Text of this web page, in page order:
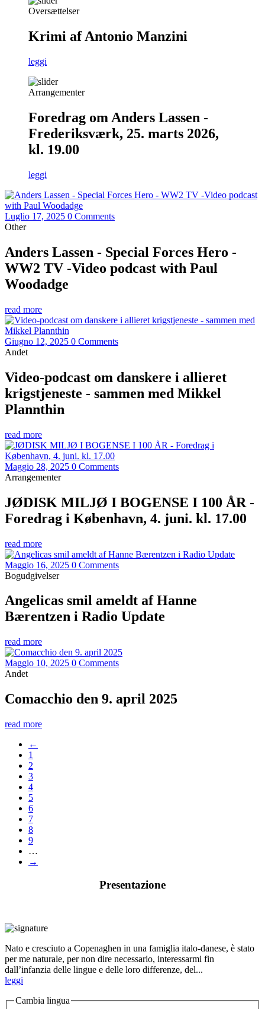
Oversættelser
Krimi af Antonio Manzini
leggi
Arrangementer
Foredrag om Anders Lassen -
Frederiksværk, 25. marts 2026,
kl. 19.00
leggi
Luglio 17, 2025 0 Comments
Other
Anders Lassen - Special Forces Hero -
WW2 TV -Video podcast with Paul
Woodadge
read more
Giugno 12, 2025 0 Comments
Andet
Video-podcast om danskere i allieret
krigstjeneste - sammen med Mikkel
Plannthin
read more
Maggio 28, 2025 0 Comments
Arrangementer
JØDISK MILJØ I BOGENSE I 100 ÅR -
Foredrag i København, 4. juni. kl. 17.00
read more
Maggio 16, 2025 0 Comments
Bogudgivelser
Angelicas smil ameldt af Hanne
Bærentzen i Radio Update
read more
Maggio 10, 2025 0 Comments
Andet
Comacchio den 9. april 2025
read more
←
1
2
3
4
5
6
7
8
9
…
→
Presentazione
Nato e cresciuto a Copenaghen in una famiglia italo-danese, è stato
per me naturale, per non dire necessario, interessarmi fin
dall’infanzia delle lingue e delle loro differenze, del...
leggi
Cambia lingua